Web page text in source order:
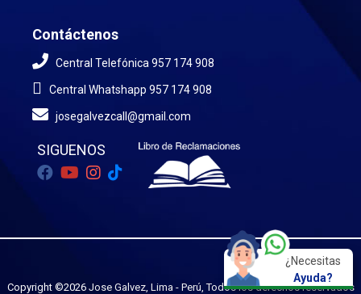
¿Necesitas
Ayuda?
Contáctenos
Central Telefónica 957 174 908
Central Whatshapp 957 174 908
josegalvezcall@gmail.com
SIGUENOS
Copyright ©2026 Jose Galvez, Lima - Perú, Todos los derechos reservados